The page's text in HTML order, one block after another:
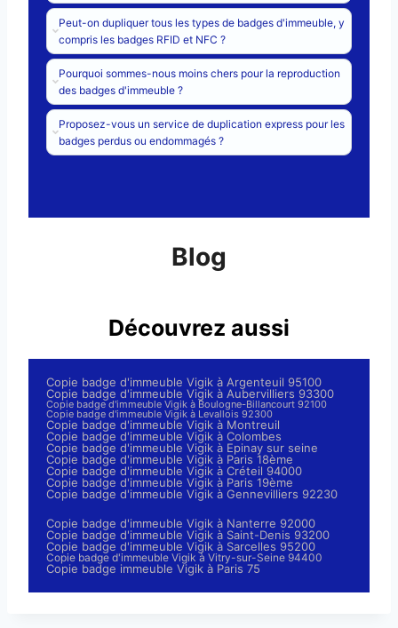
Peut-on dupliquer tous les types de badges d'immeuble, y
compris les badges RFID et NFC ?
Pourquoi sommes-nous moins chers pour la reproduction
des badges d'immeuble ?
Proposez-vous un service de duplication express pour les
badges perdus ou endommagés ?
Blog
Découvrez aussi
Copie badge d'immeuble Vigik à Argenteuil 95100
Copie badge d'immeuble Vigik à Aubervilliers 93300
Copie badge d'immeuble Vigik à Boulogne-Billancourt 92100
Copie badge d'immeuble Vigik à Levallois 92300
Copie badge d'immeuble Vigik à Montreuil
Copie badge d'immeuble Vigik à Colombes
Copie badge d'immeuble Vigik à Epinay sur seine
Copie badge d'immeuble Vigik à Paris 18ème
Copie badge d'immeuble Vigik à Créteil 94000
Copie badge d'immeuble Vigik à Paris 19ème
Copie badge d'immeuble Vigik à Gennevilliers 92230
Copie badge d'immeuble Vigik à Nanterre 92000
Copie badge d'immeuble Vigik à Saint-Denis 93200
Copie badge d'immeuble Vigik à Sarcelles 95200
Copie badge d'immeuble Vigik à Vitry-sur-Seine 94400
Copie badge immeuble Vigik à Paris 75